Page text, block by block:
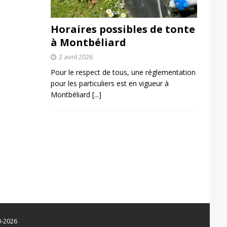
Horaires possibles de tonte
à Montbéliard
2 avril 2026
Pour le respect de tous, une réglementation
pour les particuliers est en vigueur à
Montbéliard [...]
2026